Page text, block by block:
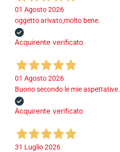
01 Agosto 2026
oggetto arivato,molto bene.
Acquirente verificato
01 Agosto 2026
Buono secondo le mie aspettative.
Acquirente verificato
31 Luglio 2026